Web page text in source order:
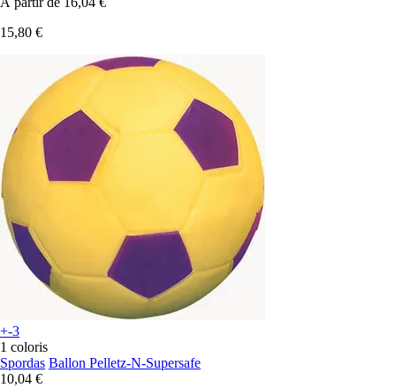
15,80 €
+-3
1 coloris
Spordas Ballon Pelletz-N-Supersafe
10,04 €